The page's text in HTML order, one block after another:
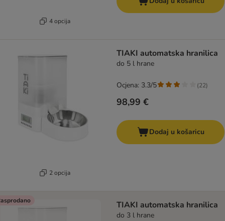
4 opcija
2 opcija
TIAKI automatska hranilica
do 5 l hrane
98,99 €
Ocjena: 3.3/5 (22)
Dodaj u košaricu
TIAKI automatska hranilica
do 3 l hrane